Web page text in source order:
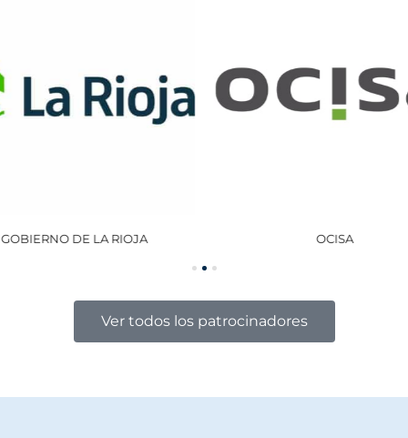
GOBIERNO DE LA RIOJA OCISA
Ver todos los patrocinadores